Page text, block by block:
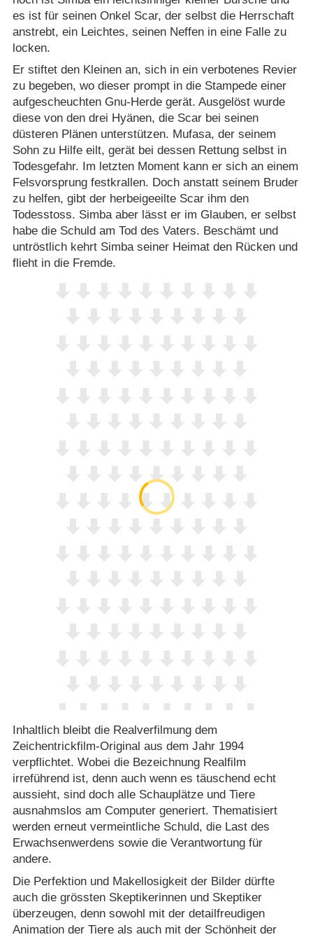
es ist für seinen Onkel Scar, der selbst die Herrschaft
anstrebt, ein Leichtes, seinen Neffen in eine Falle zu
locken.
Er stiftet den Kleinen an, sich in ein verbotenes Revier
zu begeben, wo dieser prompt in die Stampede einer
aufgescheuchten Gnu-Herde gerät. Ausgelöst wurde
diese von den drei Hyänen, die Scar bei seinen
düsteren Plänen unterstützen. Mufasa, der seinem
Sohn zu Hilfe eilt, gerät bei dessen Rettung selbst in
Todesgefahr. Im letzten Moment kann er sich an einem
Felsvorsprung festkrallen. Doch anstatt seinem Bruder
zu helfen, gibt der herbeigeeilte Scar ihm den
Todesstoss. Simba aber lässt er im Glauben, er selbst
habe die Schuld am Tod des Vaters. Beschämt und
untröstlich kehrt Simba seiner Heimat den Rücken und
flieht in die Fremde.
Inhaltlich bleibt die Realverfilmung dem
Zeichentrickfilm-Original aus dem Jahr 1994
verpflichtet. Wobei die Bezeichnung Realfilm
irreführend ist, denn auch wenn es täuschend echt
aussieht, sind doch alle Schauplätze und Tiere
ausnahmslos am Computer generiert. Thematisiert
werden erneut vermeintliche Schuld, die Last des
Erwachsenwerdens sowie die Verantwortung für
andere.
Die Perfektion und Makellosigkeit der Bilder dürfte
auch die grössten Skeptikerinnen und Skeptiker
überzeugen, denn sowohl mit der detailfreudigen
Animation der Tiere als auch mit der Schönheit der